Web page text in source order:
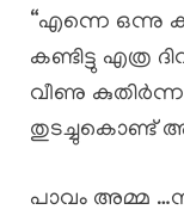
“എന്നെ ഒന്നു
കണ്ടിട്ടു എത്ര
വീണു
തുടച്ചുകൊണ്ട്
പാവം അമ്മ